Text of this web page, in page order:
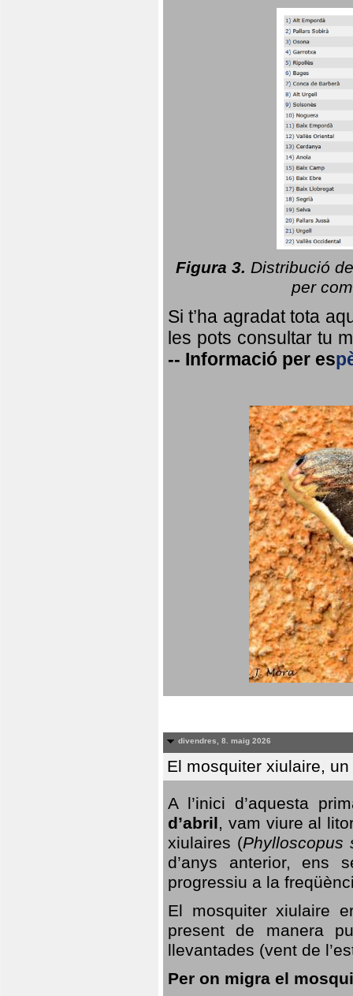
Figura 3. Distribució
per
Si t’ha agradat tota
les pots consultar tu
-- Informació per es
divendres, 8. maig 2026
El mosquiter xiulaire,
A l’inici d’aquesta
d’abril, vam viure al
xiulaires (Phylloscopus
d’anys anterior, ens
progressiu a la
El mosquiter xiulaire
present de manera
llevantades (vent de
Per on migra el